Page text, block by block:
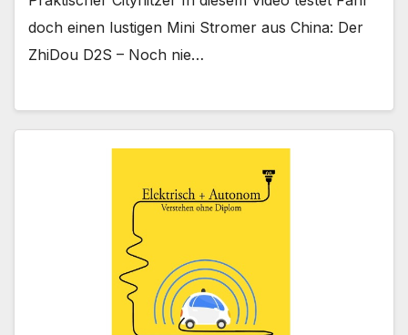
doch einen lustigen Mini Stromer aus China: Der
ZhiDou D2S – Noch nie…